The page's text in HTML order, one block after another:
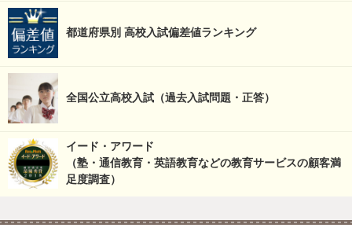
都道府県別 高校入試偏差値ランキング
全国公立高校入試（過去入試問題・正答）
イード・アワード
（塾・通信教育・英語教育などの教育サービスの顧客満
足度調査）